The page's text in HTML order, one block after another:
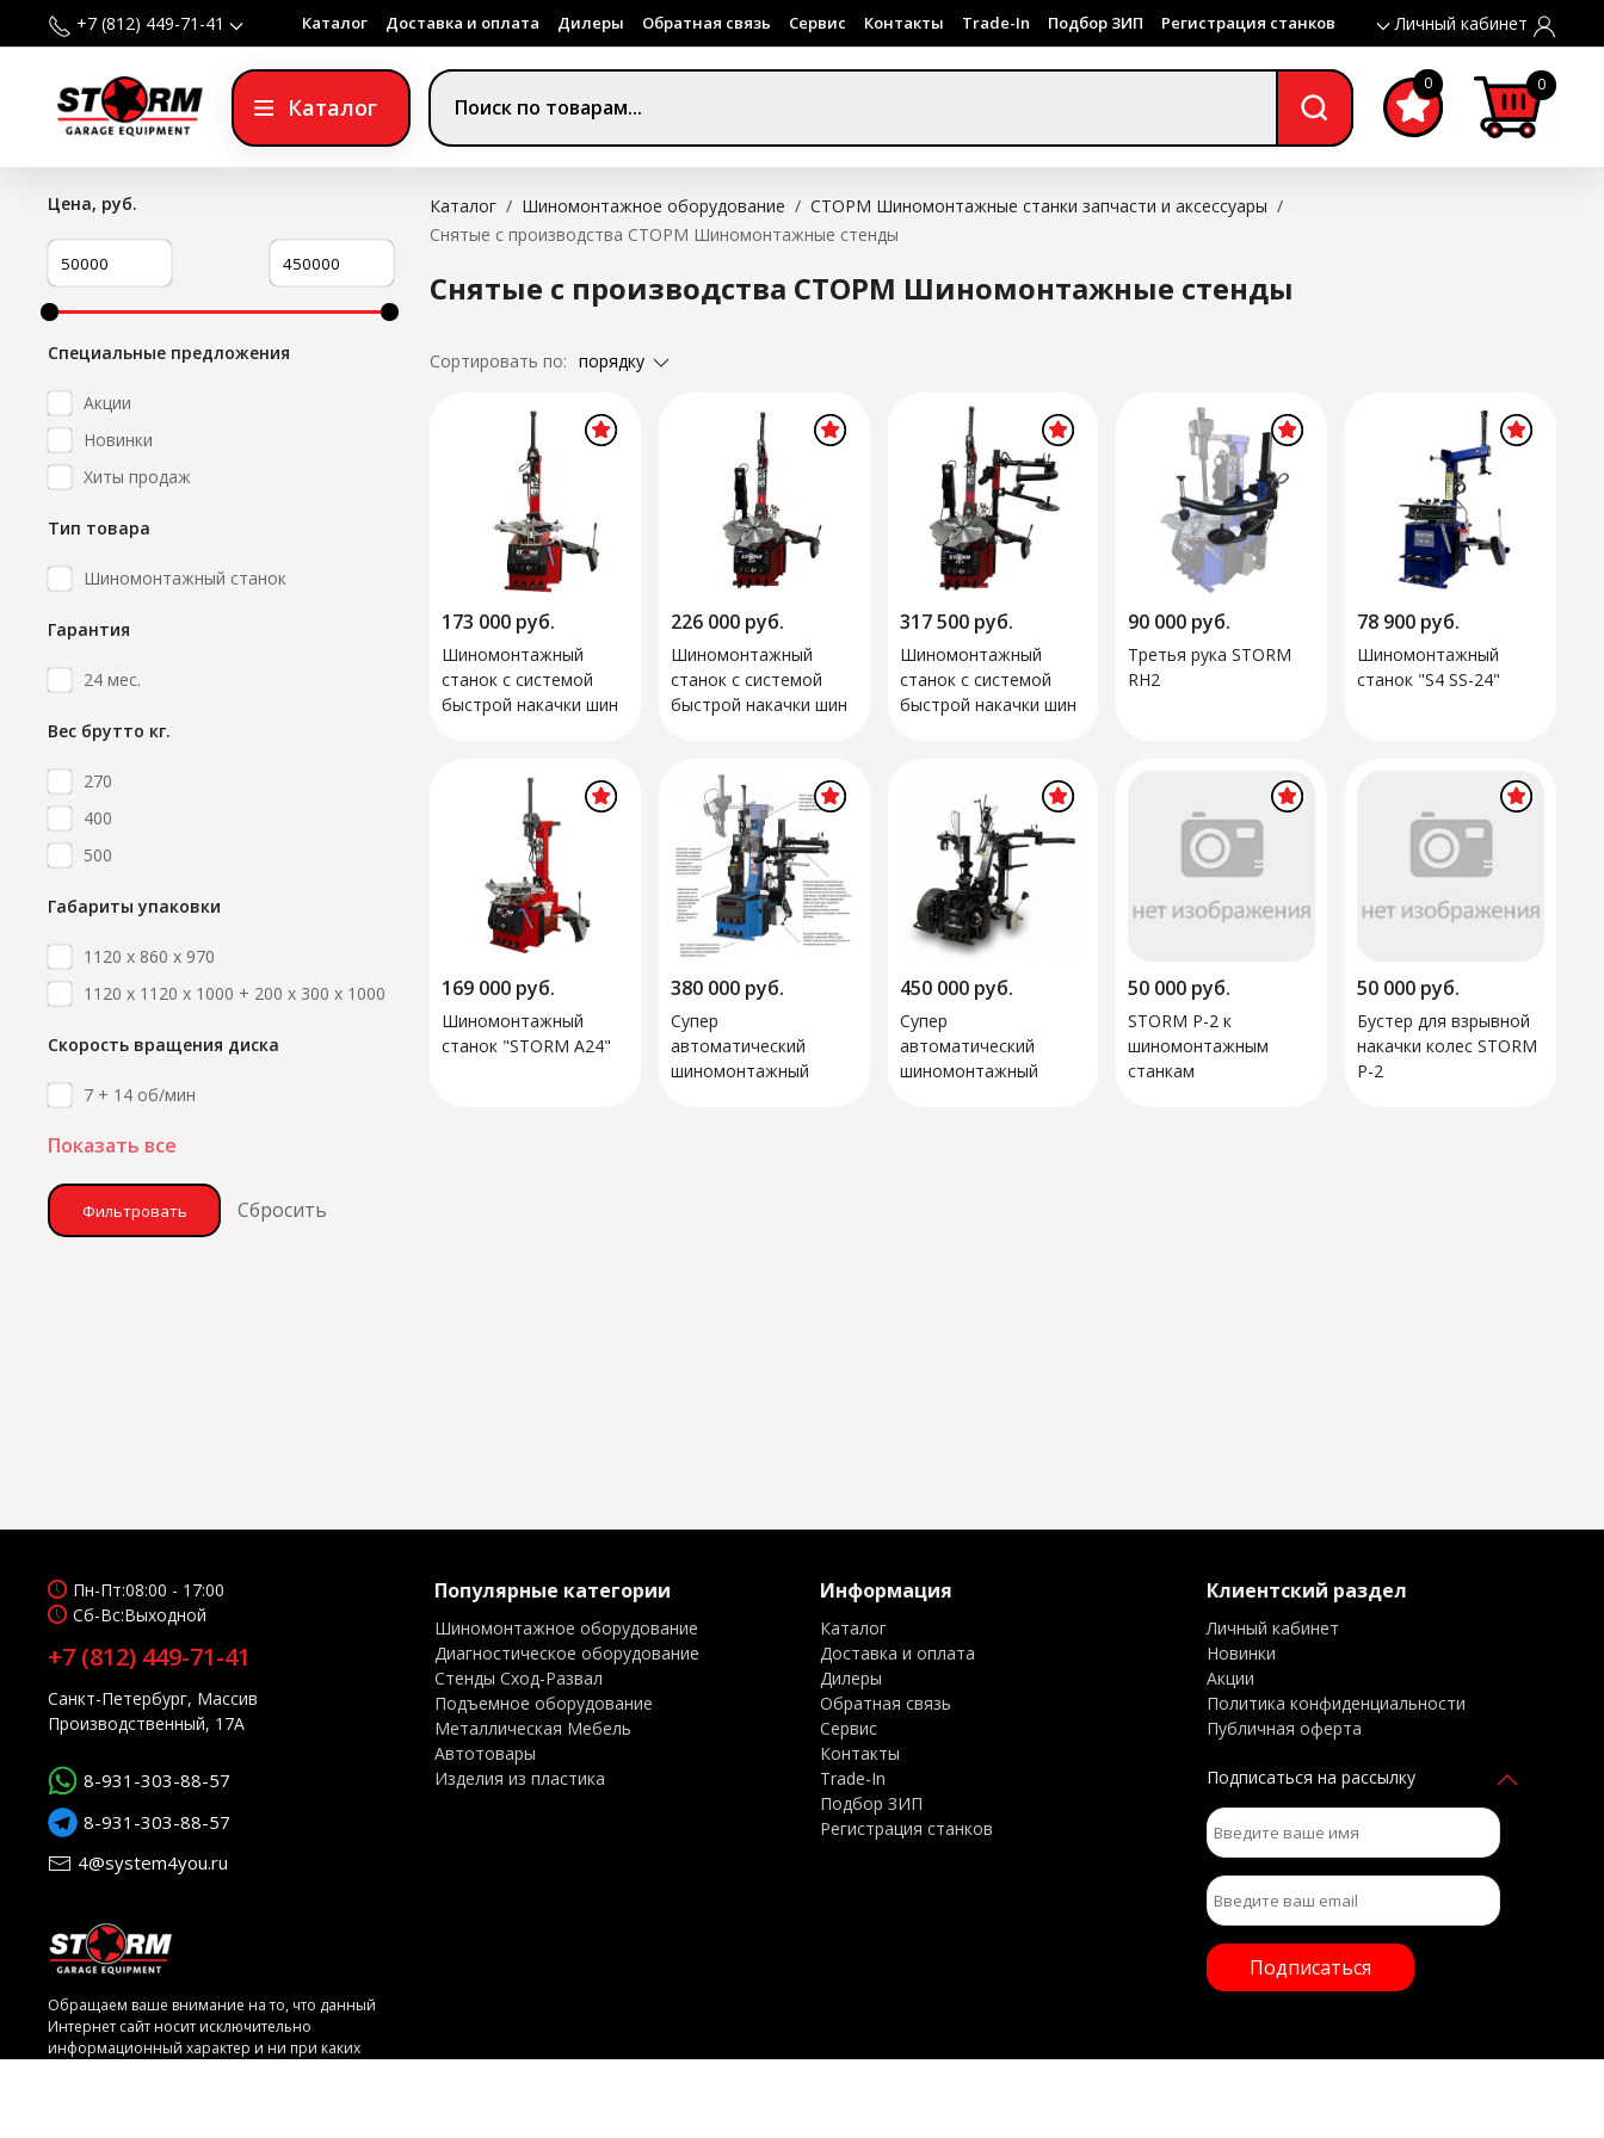
+7 (812) 449-71-41 Каталог Доставка и оплата Дилеры Обратная связь Сервис Контакты Trade-In Подбор ЗИП Регистрация станков Личный кабинет
Каталог
0 0
Цена, руб.
Специальные предложения
Акции
Новинки
Хиты продаж
Тип товара
Шиномонтажный станок
Гарантия
24 мес.
Вес брутто кг.
270
400
500
Габариты упаковки
1120 х 860 х 970
1120 х 1120 х 1000 + 200 х 300 х 1000
Скорость вращения диска
7 + 14 об/мин
Показать все
Cбросить
Каталог / Шиномонтажное оборудование / СТОРМ Шиномонтажные станки запчасти и аксессуары /
Снятые с производства СТОРМ Шиномонтажные стенды
Снятые с производства СТОРМ Шиномонтажные стенды
Сортировать по: порядку
173 000 руб.
Шиномонтажный
станок с системой
быстрой накачки шин
226 000 руб.
Шиномонтажный
станок с системой
быстрой накачки шин
317 500 руб.
Шиномонтажный
станок с системой
быстрой накачки шин
90 000 руб.
Третья рука STORM
RH2
78 900 руб.
Шиномонтажный
станок "S4 SS-24"
169 000 руб.
Шиномонтажный
станок "STORM A24"
380 000 руб.
Супер
автоматический
шиномонтажный
450 000 руб.
Супер
автоматический
шиномонтажный
50 000 руб.
STORM P-2 к
шиномонтажным
станкам
50 000 руб.
Бустер для взрывной
накачки колес STORM
P-2
Пн-Пт:08:00 - 17:00
Сб-Вс:Выходной
+7 (812) 449-71-41
Санкт-Петербург, Массив
Производственный, 17А
8-931-303-88-57
8-931-303-88-57
4@system4you.ru
Обращаем ваше внимание на то, что данный
Интернет сайт носит исключительно
информационный характер и ни при каких
Популярные категории
Шиномонтажное оборудование
Диагностическое оборудование
Стенды Сход-Развал
Подъемное оборудование
Металлическая Мебель
Автотовары
Изделия из пластика
Информация
Каталог
Доставка и оплата
Дилеры
Обратная связь
Сервис
Контакты
Trade-In
Подбор ЗИП
Регистрация станков
Клиентский раздел
Личный кабинет
Новинки
Акции
Политика конфиденциальности
Публичная оферта
Подписаться на рассылку
Подписаться